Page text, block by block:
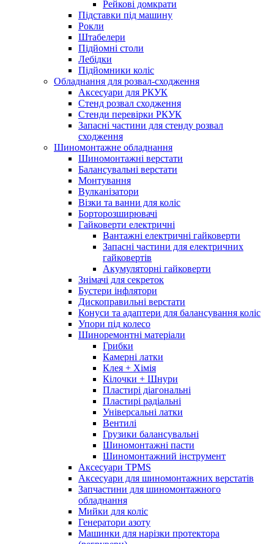
Рейкові домкрати
Підставки під машину
Рокли
Штабелери
Підйомні столи
Лебідки
Підйомники коліс
Обладнання для розвал-сходження
Аксесуари для РКУК
Стенд розвал сходження
Стенди перевірки РКУК
Запасні частини для стенду розвал
сходження
Шиномонтажне обладнання
Шиномонтажні верстати
Балансувальні верстати
Монтування
Вулканізатори
Візки та ванни для коліс
Борторозширювачі
Гайковерти електричні
Вантажні електричні гайковерти
Запасні частини для електричних
гайковертів
Акумуляторні гайковерти
Знімачі для секреток
Бустери інфлятори
Дископравильні верстати
Конуси та адаптери для балансування коліс
Упори під колесо
Шиноремонтні матеріали
Грибки
Камерні латки
Клея + Хімія
Кілочки + Шнури
Пластирі діагональні
Пластирі радіальні
Універсальні латки
Вентилі
Грузики балансувальні
Шиномонтажні пасти
Шиномонтажний інструмент
Аксесуари TPMS
Аксесуари для шиномонтажних верстатів
Запчастини для шиномонтажного
обладнання
Мийки для коліс
Генератори азоту
Машинки для нарізки протектора